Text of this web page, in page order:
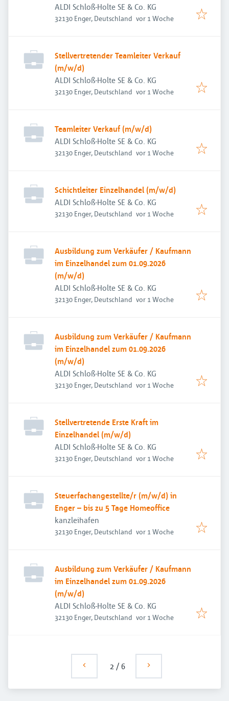
ALDI Schloß-Holte SE & Co. KG
32130 Enger, Deutschland Veröffentlicht
vor 1 Woche
Stellvertretender Teamleiter Verkauf
(m/w/d)
ALDI Schloß-Holte SE & Co. KG
32130 Enger, Deutschland Veröffentlicht
vor 1 Woche
Teamleiter Verkauf (m/w/d)
ALDI Schloß-Holte SE & Co. KG
32130 Enger, Deutschland Veröffentlicht
vor 1 Woche
Schichtleiter Einzelhandel (m/w/d)
ALDI Schloß-Holte SE & Co. KG
32130 Enger, Deutschland Veröffentlicht
vor 1 Woche
Ausbildung zum Verkäufer / Kaufmann
im Einzelhandel zum 01.09.2026
(m/w/d)
ALDI Schloß-Holte SE & Co. KG
32130 Enger, Deutschland Veröffentlicht
vor 1 Woche
Ausbildung zum Verkäufer / Kaufmann
im Einzelhandel zum 01.09.2026
(m/w/d)
ALDI Schloß-Holte SE & Co. KG
32130 Enger, Deutschland Veröffentlicht
vor 1 Woche
Stellvertretende Erste Kraft im
Einzelhandel (m/w/d)
ALDI Schloß-Holte SE & Co. KG
32130 Enger, Deutschland Veröffentlicht
vor 1 Woche
Steuerfachangestellte/r (m/w/d) in
Enger – bis zu 5 Tage Homeoffice
kanzleihafen
32130 Enger, Deutschland Veröffentlicht
vor 1 Woche
Ausbildung zum Verkäufer / Kaufmann
im Einzelhandel zum 01.09.2026
(m/w/d)
ALDI Schloß-Holte SE & Co. KG
32130 Enger, Deutschland Veröffentlicht
vor 1 Woche
2 / 6